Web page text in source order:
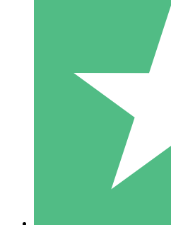
Individuella
Betala per användning med
1
10